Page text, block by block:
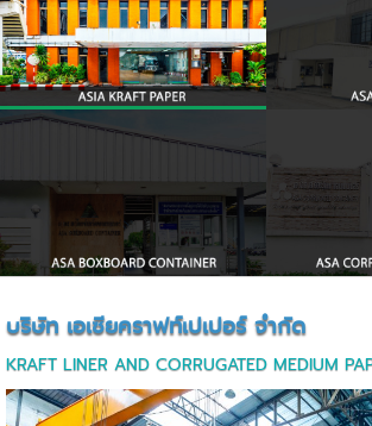
บริษัท เอเซียคราฟท์เปเปอร์ จำกัด
KRAFT LINER AND CORRUGATED MEDIUM